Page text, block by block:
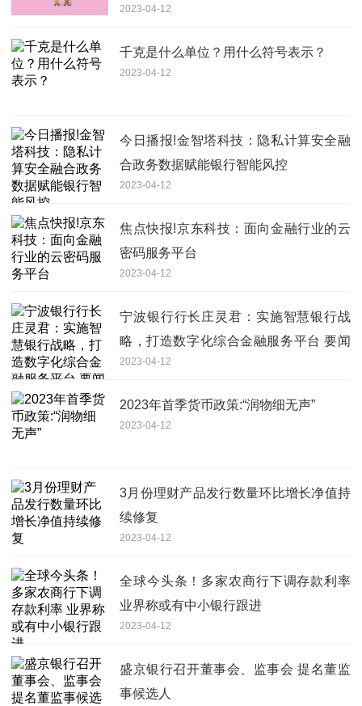
2023-04-12
千克是什么单位？用什么符号表示？
2023-04-12
今日播报!金智塔科技：隐私计算安全融
合政务数据赋能银行智能风控
2023-04-12
焦点快报!京东科技：面向金融行业的云
密码服务平台
2023-04-12
宁波银行行长庄灵君：实施智慧银行战
略，打造数字化综合金融服务平台 要闻
速递
2023-04-12
2023年首季货币政策:“润物细无声”
2023-04-12
3月份理财产品发行数量环比增长净值持
续修复
2023-04-12
全球今头条！多家农商行下调存款利率
业界称或有中小银行跟进
2023-04-12
盛京银行召开董事会、监事会 提名董监
事候选人